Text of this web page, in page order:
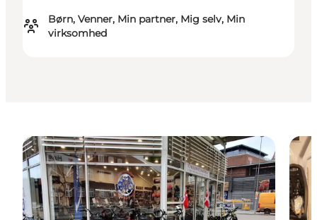
Børn, Venner, Min partner, Mig selv, Min
virksomhed